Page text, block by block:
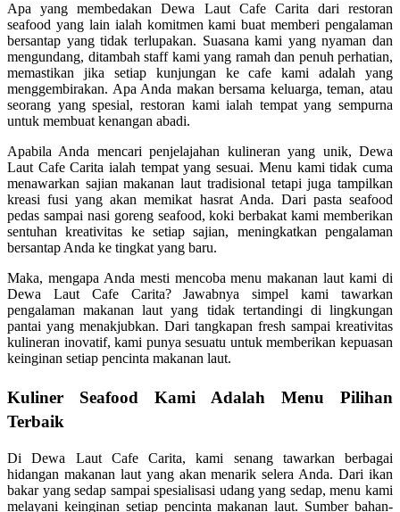
Apa yang membedakan Dewa Laut Cafe Carita dari restoran
seafood yang lain ialah komitmen kami buat memberi pengalaman
bersantap yang tidak terlupakan. Suasana kami yang nyaman dan
mengundang, ditambah staff kami yang ramah dan penuh perhatian,
memastikan jika setiap kunjungan ke cafe kami adalah yang
menggembirakan. Apa Anda makan bersama keluarga, teman, atau
seorang yang spesial, restoran kami ialah tempat yang sempurna
untuk membuat kenangan abadi.
Apabila Anda mencari penjelajahan kulineran yang unik, Dewa
Laut Cafe Carita ialah tempat yang sesuai. Menu kami tidak cuma
menawarkan sajian makanan laut tradisional tetapi juga tampilkan
kreasi fusi yang akan memikat hasrat Anda. Dari pasta seafood
pedas sampai nasi goreng seafood, koki berbakat kami memberikan
sentuhan kreativitas ke setiap sajian, meningkatkan pengalaman
bersantap Anda ke tingkat yang baru.
Maka, mengapa Anda mesti mencoba menu makanan laut kami di
Dewa Laut Cafe Carita? Jawabnya simpel kami tawarkan
pengalaman makanan laut yang tidak tertandingi di lingkungan
pantai yang menakjubkan. Dari tangkapan fresh sampai kreativitas
kulineran inovatif, kami punya sesuatu untuk memberikan kepuasan
keinginan setiap pencinta makanan laut.
Kuliner Seafood Kami Adalah Menu Pilihan
Terbaik
Di Dewa Laut Cafe Carita, kami senang tawarkan berbagai
hidangan makanan laut yang akan menarik selera Anda. Dari ikan
bakar yang sedap sampai spesialisasi udang yang sedap, menu kami
melayani keinginan setiap pencinta makanan laut. Sumber bahan-